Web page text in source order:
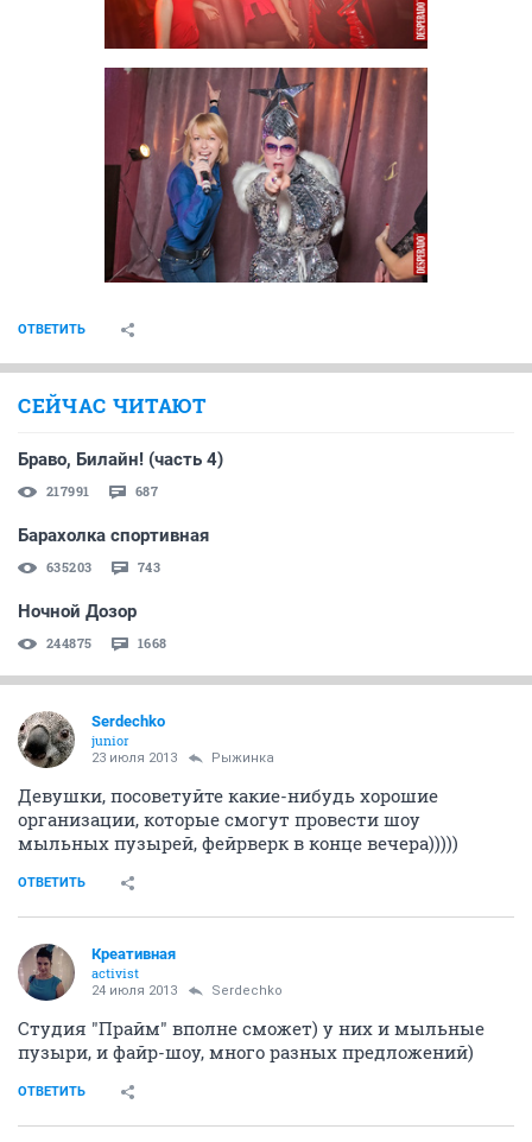
ОТВЕТИТЬ
СЕЙЧАС ЧИТАЮТ
Браво, Билайн! (часть 4)
217991 687
Барахолка спортивная
635203 743
Ночной Дозор
244875 1668
Serdechko
junior
23 июля 2013 Рыжинка
Девушки, посоветуйте какие-нибудь хорошие
организации, которые смогут провести шоу
мыльных пузырей, фейрверк в конце вечера)))))
ОТВЕТИТЬ
Креативная
activist
24 июля 2013 Serdechko
Студия "Прайм" вполне сможет) у них и мыльные
пузыри, и файр-шоу, много разных предложений)
ОТВЕТИТЬ